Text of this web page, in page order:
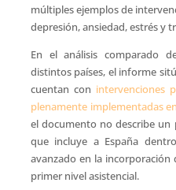
múltiples ejemplos de
depresión, ansiedad, estrés y
En el análisis comparado
distintos países, el informe
cuentan con intervenciones
plenamente implementadas
el documento no describe un
que incluye a España
avanzado en la
primer nivel asistencial.